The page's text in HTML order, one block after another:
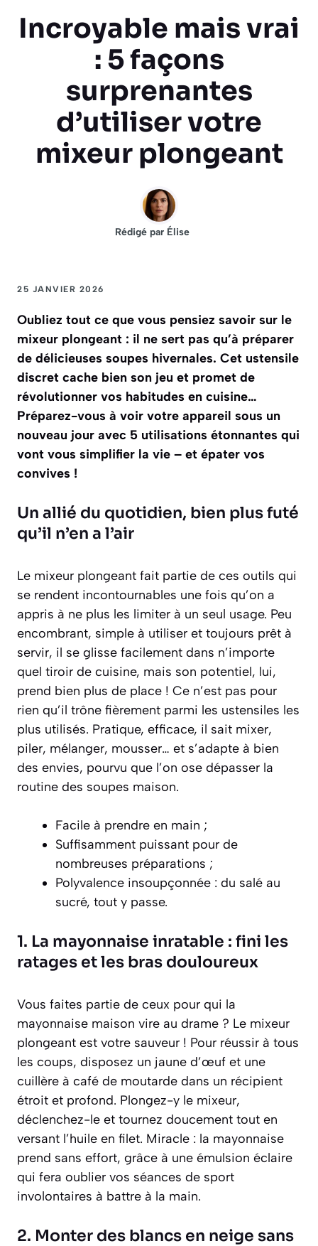
Incroyable mais vrai
: 5 façons
surprenantes
d’utiliser votre
mixeur plongeant
Rédigé par Élise
25 JANVIER 2026
Oubliez tout ce que vous pensiez savoir sur le
mixeur plongeant : il ne sert pas qu’à préparer
de délicieuses soupes hivernales. Cet ustensile
discret cache bien son jeu et promet de
révolutionner vos habitudes en cuisine…
Préparez-vous à voir votre appareil sous un
nouveau jour avec 5 utilisations étonnantes qui
vont vous simplifier la vie – et épater vos
convives !
Un allié du quotidien, bien plus futé
qu’il n’en a l’air
Le mixeur plongeant fait partie de ces outils qui
se rendent incontournables une fois qu’on a
appris à ne plus les limiter à un seul usage. Peu
encombrant, simple à utiliser et toujours prêt à
servir, il se glisse facilement dans n’importe
quel tiroir de cuisine, mais son potentiel, lui,
prend bien plus de place ! Ce n’est pas pour
rien qu’il trône fièrement parmi les ustensiles les
plus utilisés. Pratique, efficace, il sait mixer,
piler, mélanger, mousser… et s’adapte à bien
des envies, pourvu que l’on ose dépasser la
routine des soupes maison.
Facile à prendre en main ;
Suffisamment puissant pour de
nombreuses préparations ;
Polyvalence insoupçonnée : du salé au
sucré, tout y passe.
1. La mayonnaise inratable : fini les
ratages et les bras douloureux
Vous faites partie de ceux pour qui la
mayonnaise maison vire au drame ? Le mixeur
plongeant est votre sauveur ! Pour réussir à tous
les coups, disposez un jaune d’œuf et une
cuillère à café de moutarde dans un récipient
étroit et profond. Plongez-y le mixeur,
déclenchez-le et tournez doucement tout en
versant l’huile en filet. Miracle : la mayonnaise
prend sans effort, grâce à une émulsion éclaire
qui fera oublier vos séances de sport
involontaires à battre à la main.
2. Monter des blancs en neige sans